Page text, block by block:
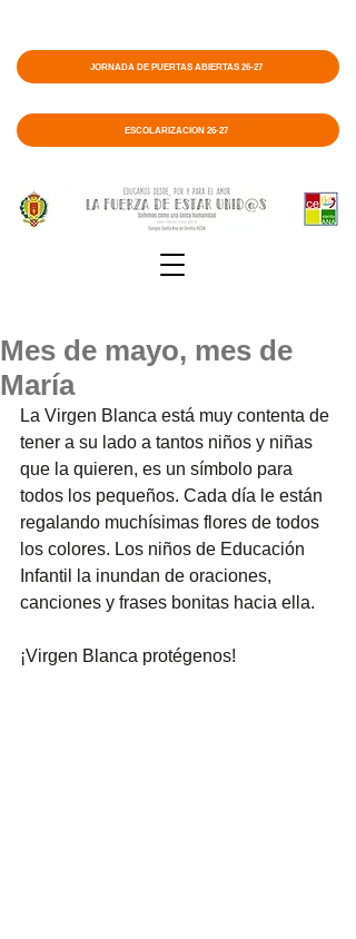
ESCOLARIZACIÓN 26-27
JORNADA DE PUERTAS ABIERTAS 26-27
Mes de mayo, mes de
María
La Virgen Blanca está muy contenta de
tener a su lado a tantos niños y niñas
que la quieren, es un símbolo para
todos los pequeños. Cada día le están
regalando muchísimas flores de todos
los colores. Los niños de Educación
Infantil la inundan de oraciones,
canciones y frases bonitas hacia ella.
¡Virgen Blanca protégenos!